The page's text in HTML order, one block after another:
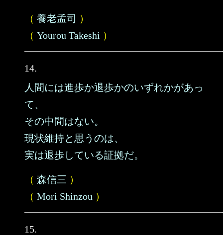
（ 養老孟司 ）
（ Yourou Takeshi ）
14.
人間には進歩か退歩かのいずれかがあっ
て、
その中間はない。
現状維持と思うのは、
実は退歩している証拠だ。
（ 森信三 ）
（ Mori Shinzou ）
15.